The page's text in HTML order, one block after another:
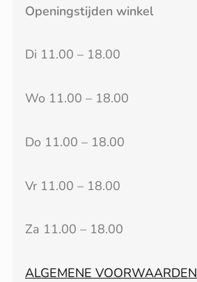
Openingstijden winkel
Di 11.00 – 18.00
Wo 11.00 – 18.00
Do 11.00 – 18.00
Vr 11.00 – 18.00
Za 11.00 – 18.00
ALGEMENE VOORWAARDEN